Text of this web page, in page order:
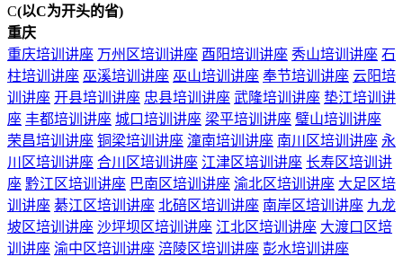
C(以C为开头的省)
重庆
重庆培训讲座 万州区培训讲座 酉阳培训讲座 秀山培训讲座 石
柱培训讲座 巫溪培训讲座 巫山培训讲座 奉节培训讲座 云阳培
训讲座 开县培训讲座 忠县培训讲座 武隆培训讲座 垫江培训讲
座 丰都培训讲座 城口培训讲座 梁平培训讲座 璧山培训讲座
荣昌培训讲座 铜梁培训讲座 潼南培训讲座 南川区培训讲座 永
川区培训讲座 合川区培训讲座 江津区培训讲座 长寿区培训讲
座 黔江区培训讲座 巴南区培训讲座 渝北区培训讲座 大足区培
训讲座 綦江区培训讲座 北碚区培训讲座 南岸区培训讲座 九龙
坡区培训讲座 沙坪坝区培训讲座 江北区培训讲座 大渡口区培
训讲座 渝中区培训讲座 涪陵区培训讲座 彭水培训讲座